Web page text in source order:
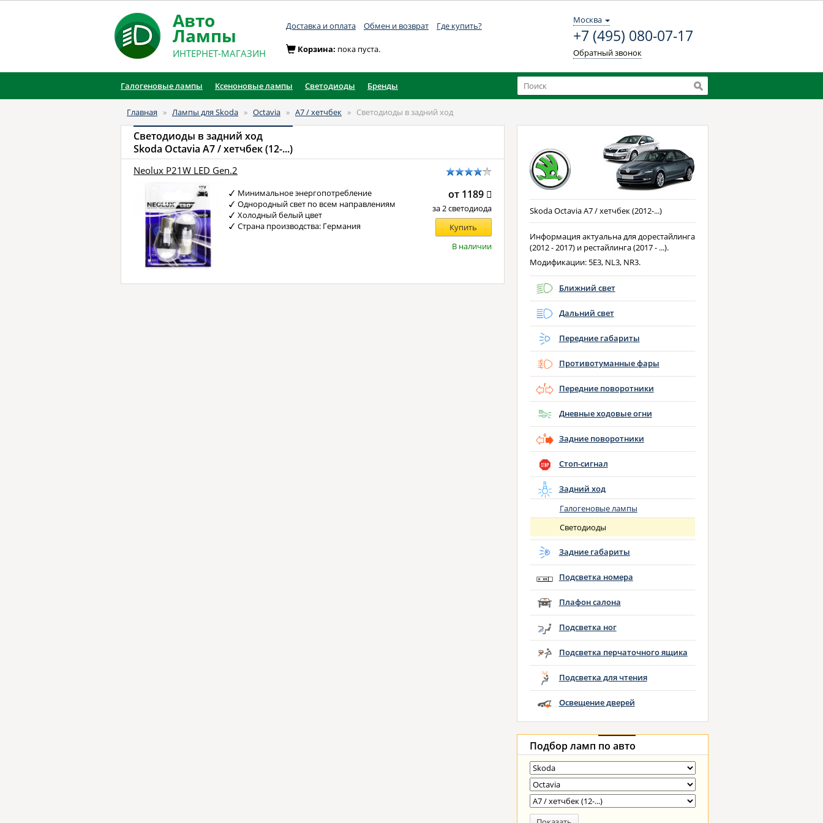
Авто
Лампы
ИНТЕРНЕТ-МАГАЗИН
Доставка и оплата Обмен и возврат Где купить?
Москва
+7 (495) 080-07-17
Обратный звонок
Корзина: пока пуста.
Галогеновые лампы Ксеноновые лампы Светодиоды Бренды
Главная » Лампы для Skoda » Octavia » A7 / хетчбек » Светодиоды в задний ход
Светодиоды в задний ход
Skoda Octavia A7 / хетчбек (12-...)
Neolux P21W LED Gen.2
Минимальное энергопотребление
Однородный свет по всем направлениям
Холодный белый цвет
Страна производства: Германия
от 1189
за 2 светодиода
Купить
В наличии
Skoda Octavia A7 / хетчбек (2012-...)
Информация актуальна для дорестайлинга
(2012 - 2017) и рестайлинга (2017 - ...).
Модификации: 5E3, NL3, NR3.
Ближний свет
Дальний свет
Передние габариты
Противотуманные фары
Передние поворотники
Дневные ходовые огни
Задние поворотники
Стоп-сигнал
Задний ход
Галогеновые лампы
Светодиоды
Задние габариты
Подсветка номера
Плафон салона
Подсветка ног
Подсветка перчаточного ящика
Подсветка для чтения
Освещение дверей
Подбор ламп по авто